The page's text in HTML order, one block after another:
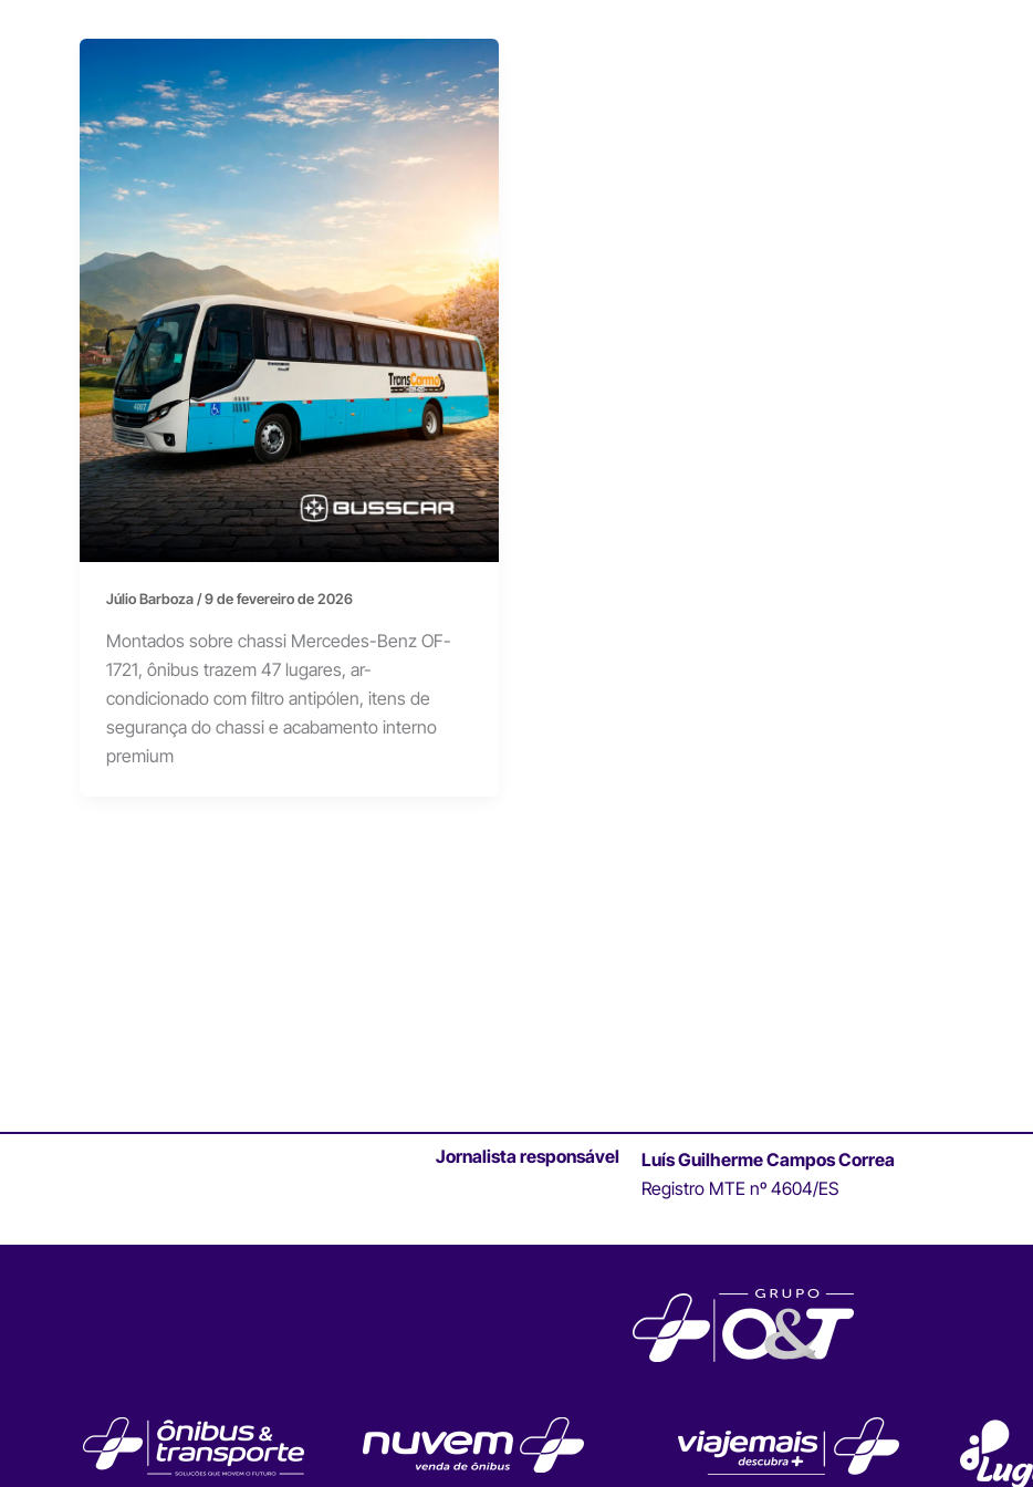
Júlio Barboza/9 de fevereiro de 2026
Montados sobre chassi Mercedes-Benz OF-
1721, ônibus trazem 47 lugares, ar-
condicionado com filtro antipólen, itens de
segurança do chassi e acabamento interno
premium
Jornalista responsável
Luís Guilherme Campos Correa
Registro MTE nº 4604/ES